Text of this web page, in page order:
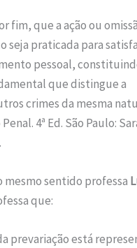
fim, que a ação ou
seja praticada para
pessoal,
que distingue a
crimes da mesma
4ª Ed. São Paulo:
professa
que:
prevariação está